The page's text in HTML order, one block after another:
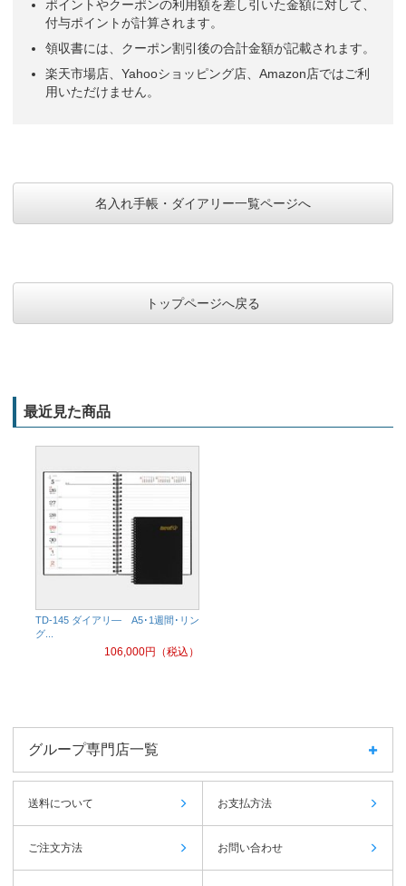
ポイントやクーポンの利用額を差し引いた金額に対して、
付与ポイントが計算されます。
領収書には、クーポン割引後の合計金額が記載されます。
楽天市場店、Yahooショッピング店、Amazon店ではご利
用いただけません。
名入れ手帳・ダイアリー一覧ページへ
トップページへ戻る
最近見た商品
TD-145 ダイアリ― A5･1週間･リン
グ...
106,000円（税込）
グループ専門店一覧
送料について お支払方法
ご注文方法 お問い合わせ